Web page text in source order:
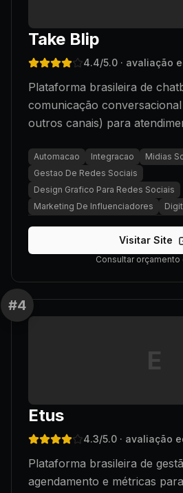
Take Blip
4.4/5.0 · avaliação
Plataforma brasileira de
comunicação
outros canais) para
Automacao Integracao
Midias
Gestao De Redes Sociais
Design Grafico Para Redes Sociais
Marketing De Influenciadores
Visitar Site
Consultar orçamento
#4
E
Etus
4.3/5.0 · avaliação
Plataforma brasileira de
agendamento e métricas